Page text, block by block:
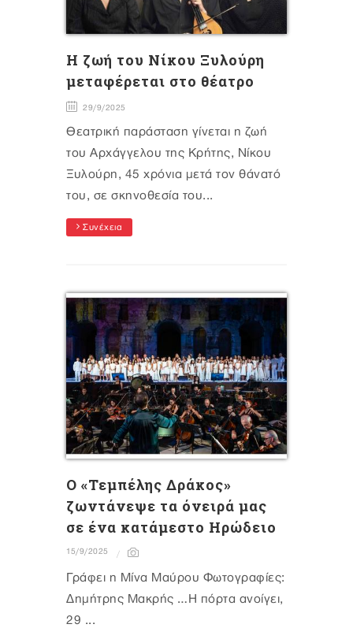
H ζωή του Νίκου Ξυλούρη
μεταφέρεται στο θέατρο
29/9/2025
Θεατρική παράσταση γίνεται η ζωή
του Αρχάγγελου της Κρήτης, Νίκου
Ξυλούρη, 45 χρόνια μετά τον θάνατό
του, σε σκηνοθεσία του...
Συνέχεια
Ο «Τεμπέλης Δράκος»
ζωντάνεψε τα όνειρά μας
σε ένα κατάμεστο Ηρώδειο
15/9/2025
Γράφει η Μίνα Μαύρου Φωτογραφίες:
Δημήτρης Μακρής …Η πόρτα ανοίγει,
29 ...